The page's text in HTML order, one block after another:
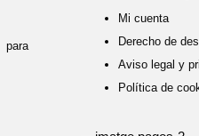
Mi cuenta
Derecho de
Aviso legal y
Política de